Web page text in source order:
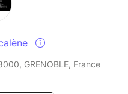
GRENOBLE, France